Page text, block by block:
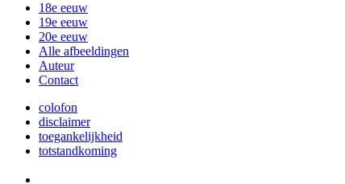
18e eeuw
19e eeuw
20e eeuw
Alle afbeeldingen
Auteur
Contact
colofon
disclaimer
toegankelijkheid
totstandkoming